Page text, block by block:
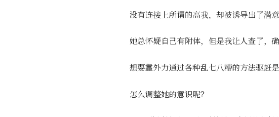
没有连接上所谓的高我，却被诱导出了潜
她总怀疑自己有附体，但是我让人查了，
想要靠外力通过各种乱七八糟的方法驱赶
怎么调整她的意识呢？